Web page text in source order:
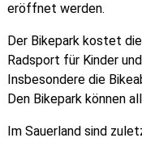
eröffnet werden.
Der Bikepark kostet
Radsport für Kinder
Insbesondere die
Den Bikepark können
Im Sauerland sind